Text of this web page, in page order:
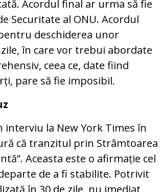
Acordul final ar urma să fie
Securitate al ONU. Acordul
deschiderea unor
în care vor trebui abordate
ceea ce, date fiind
pare să fie imposibil.
la New York Times în
că tranzitul prin Strâmtoarea
Aceasta este o afirmație cel
de a fi stabilite. Potrivit
în 30 de zile, nu imediat,